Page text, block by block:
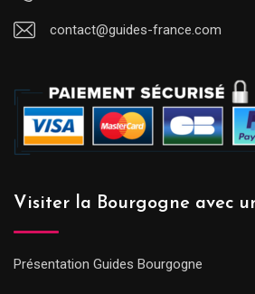
contact@guides-france.com
Visiter la Bourgogne avec
Présentation Guides Bourgogne